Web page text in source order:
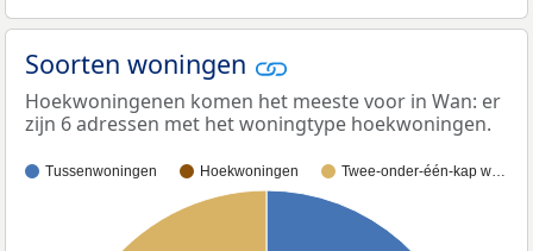
Soorten woningen
Hoekwoningenen komen het meeste voor in Wan: er
zijn 6 adressen met het woningtype hoekwoningen.
Tussenwoningen Hoekwoningen Twee-onder-één-kap w…